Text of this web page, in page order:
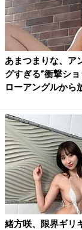
あまつまりな、ア
グすぎる”衝撃ショ
ローアングルから
緒方咲、限界ギリ